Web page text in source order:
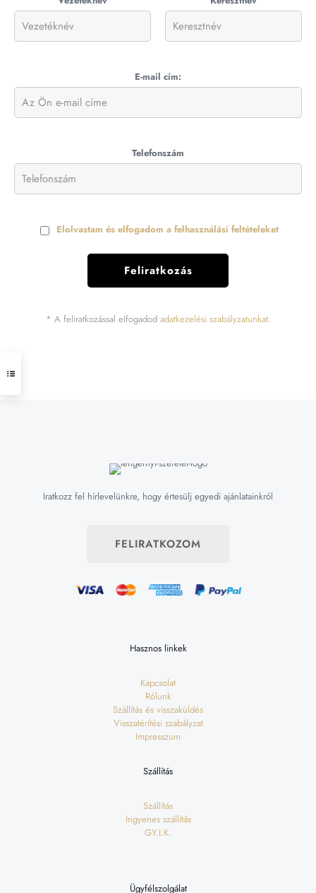
E-mail cím:
Telefonszám
Elolvastam és elfogadom a felhasználási feltételeket
* A feliratkozással elfogadod adatkezelési szabályzatunkat.
Iratkozz fel hírlevelünkre, hogy értesülj egyedi ajánlatainkról
FELIRATKOZOM
Hasznos linkek
Kapcsolat
Rólunk
Szállítás és visszaküldés
Visszatérítési szabályzat
Impresszum
Szállítás
Szállítás
Ingyenes szállítás
GY.I.K.
Ügyfélszolgálat